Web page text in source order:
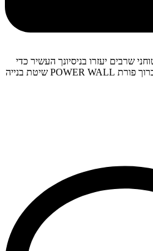
שרבים יעזרו בניסיונך העשיר כדי
לקבל החלטות נבונות ,בהצלחה ברוך פורת POWER WALL שיטת בנייה